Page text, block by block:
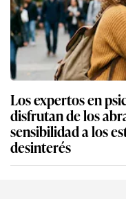
Los expertos en
disfrutan de los
sensibilidad a los
desinterés